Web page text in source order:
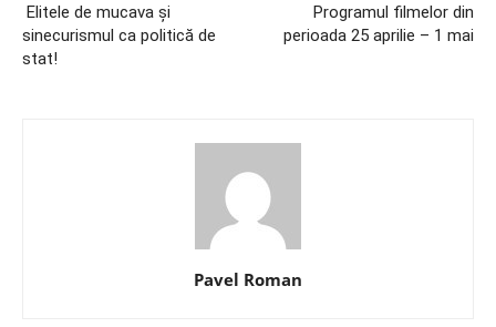
Elitele de mucava și
sinecurismul ca politică de
stat!
Programul filmelor din
perioada 25 aprilie – 1 mai
Pavel Roman